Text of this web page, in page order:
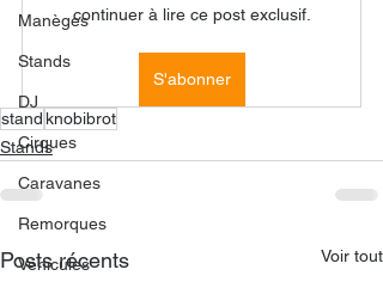
Manèges
Stands
DJ
Cirques
Caravanes
Remorques
Véhicules
continuer à lire ce post exclusif.
S'abonner
stand knobibrot
Stands
Posts récents Voir tout